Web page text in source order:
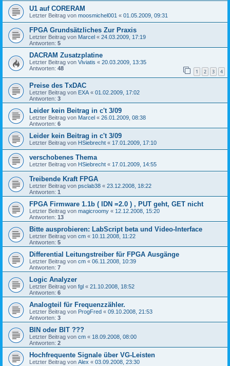
U1 auf CORERAM
Letzter Beitrag von moosmichel001 « 01.05.2009, 09:31
FPGA Grundsätzliches Zur Praxis
Letzter Beitrag von Marcel « 24.03.2009, 17:19
Antworten: 5
DACRAM Zusatzplatine
Letzter Beitrag von Viviatis « 20.03.2009, 13:35
Antworten: 48 1 2 3 4
Preise des TxDAC
Letzter Beitrag von EXA « 01.02.2009, 17:02
Antworten: 3
Leider kein Beitrag in c't 3/09
Letzter Beitrag von Marcel « 26.01.2009, 08:38
Antworten: 6
Leider kein Beitrag in c't 3/09
Letzter Beitrag von HSiebrecht « 17.01.2009, 17:10
verschobenes Thema
Letzter Beitrag von HSiebrecht « 17.01.2009, 14:55
Treibende Kraft FPGA
Letzter Beitrag von psclab38 « 23.12.2008, 18:22
Antworten: 1
FPGA Firmware 1.1b ( IDN =2.0 ) , PUT geht, GET nicht
Letzter Beitrag von magicroomy « 12.12.2008, 15:20
Antworten: 13
Bitte ausprobieren: LabScript beta und Video-Interface
Letzter Beitrag von cm « 10.11.2008, 11:22
Antworten: 5
Differential Leitungstreiber für FPGA Ausgänge
Letzter Beitrag von cm « 06.11.2008, 10:39
Antworten: 7
Logic Analyzer
Letzter Beitrag von fgl « 21.10.2008, 18:52
Antworten: 6
Analogteil für Frequenzzähler.
Letzter Beitrag von ProgFred « 09.10.2008, 21:53
Antworten: 3
BIN oder BIT ???
Letzter Beitrag von cm « 18.09.2008, 08:00
Antworten: 2
Hochfrequente Signale über VG-Leisten
Letzter Beitrag von Alex « 03.09.2008, 23:30